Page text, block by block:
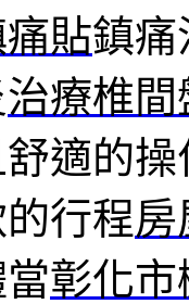
貼鎮痛
治療椎間
適的操
行程房
彰化